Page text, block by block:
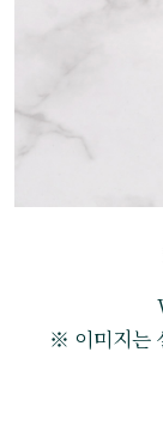
※ 이미지는